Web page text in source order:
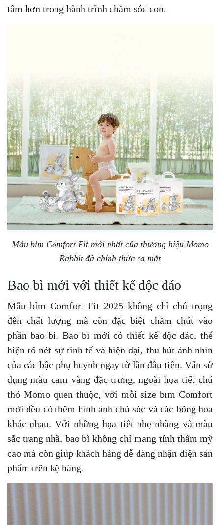
tâm hơn trong hành trình chăm sóc con.
Mẫu bỉm Comfort Fit mới nhất của thương hiệu Momo
Rabbit đã chính thức ra mắt
Bao bì mới với thiết kế độc đáo
Mẫu bỉm Comfort Fit 2025 không chỉ chú trọng
đến chất lượng mà còn đặc biệt chăm chút vào
phần bao bì. Bao bì mới có thiết kế độc đáo, thể
hiện rõ nét sự tinh tế và hiện đại, thu hút ánh nhìn
của các bậc phụ huynh ngay từ lần đầu tiên. Vẫn sử
dụng màu cam vàng đặc trưng, ngoài họa tiết chú
thỏ Momo quen thuộc, với mỗi size bỉm Comfort
mới đều có thêm hình ảnh chú sóc và các bông hoa
khác nhau. Với những họa tiết nhẹ nhàng và màu
sắc trang nhã, bao bì không chỉ mang tính thẩm mỹ
cao mà còn giúp khách hàng dễ dàng nhận diện sản
phẩm trên kệ hàng.